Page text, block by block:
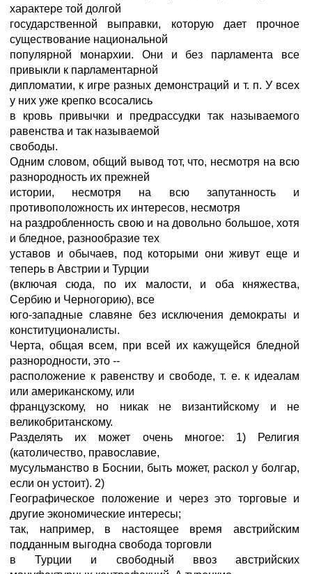
характере той долгой
государственной выправки, которую дает прочное
существование национальной
популярной монархии. Они и без парламента все
привыкли к парламентарной
дипломатии, к игре разных демонстраций и т. п. У всех
у них уже крепко всосались
в кровь привычки и предрассудки так называемого
равенства и так называемой
свободы.
Одним словом, общий вывод тот, что, несмотря на всю
разнородность их прежней
истории, несмотря на всю запутанность и
противоположность их интересов, несмотря
на раздробленность свою и на довольно большое, хотя
и бледное, разнообразие тех
уставов и обычаев, под которыми они живут еще и
теперь в Австрии и Турции
(включая сюда, по их малости, и оба княжества,
Сербию и Черногорию), все
юго-западные славяне без исключения демократы и
конституционалисты.
Черта, общая всем, при всей их кажущейся бледной
разнородности, это --
расположение к равенству и свободе, т. е. к идеалам
или американскому, или
французскому, но никак не византийскому и не
великобританскому.
Разделять их может очень многое: 1) Религия
(католичество, православие,
мусульманство в Боснии, быть может, раскол у болгар,
если он устоит). 2)
Географическое положение и через это торговые и
другие экономические интересы;
так, например, в настоящее время австрийским
подданным выгодна свобода торговли
в Турции и свободный ввоз австрийских